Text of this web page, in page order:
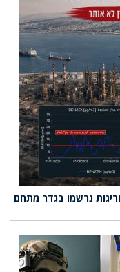
האדום: 130 מדידות חריגות נרשמו בגדר מתחם